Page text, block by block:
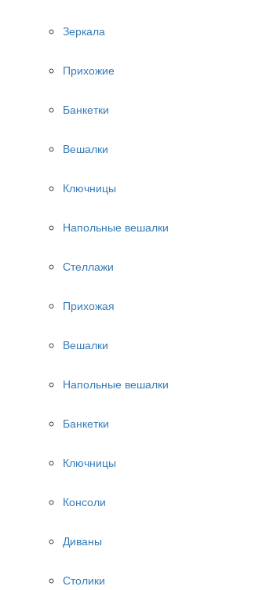
Зеркала
Прихожие
Банкетки
Вешалки
Ключницы
Напольные вешалки
Стеллажи
Прихожая
Вешалки
Напольные вешалки
Банкетки
Ключницы
Консоли
Диваны
Столики